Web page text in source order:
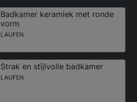
Badkamer keramiek met ronde
vorm
LAUFEN
Strak en stijlvolle badkamer
LAUFEN